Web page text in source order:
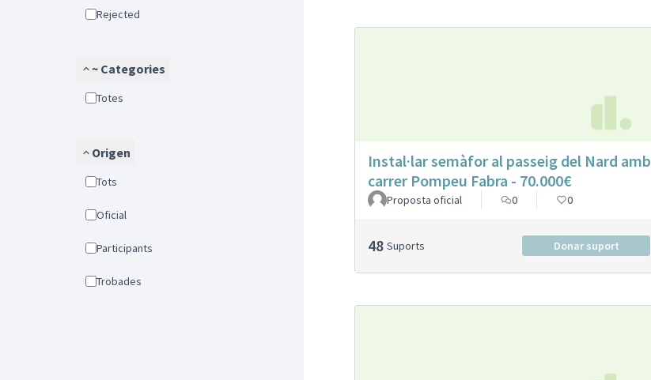
Rejected
~ Categories
Totes
Origen
Tots
Oficial
Participants
Trobades
Instal·lar semàfor al passeig del Nard amb
carrer Pompeu Fabra - 70.000€
Proposta oficial 0 0
48 Suports Donar suport